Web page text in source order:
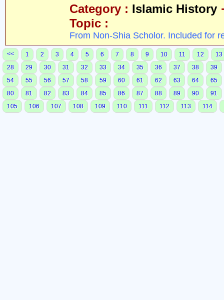
Category : Islamic History
Topic :
From Non-Shia Scholor. Included for
<< 1 2 3 4 5 6 7 8 9 10 11 12
13
28
29 30 31 32 33 34 35 36 37 38
39
54
55 56 57 58 59 60 61 62 63 64
65
80
81 82 83 84 85 86 87 88 89 90
91
105
106 107 108 109 110 111 112 113 114